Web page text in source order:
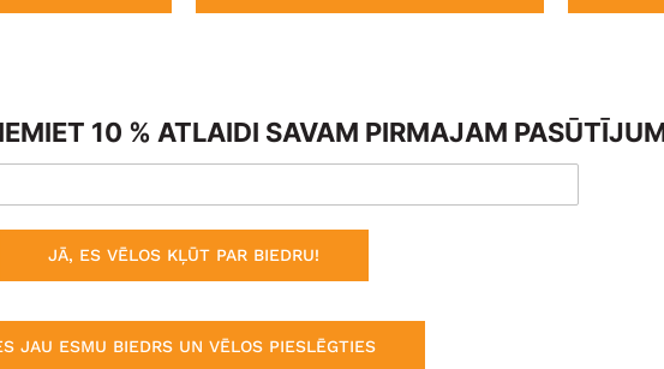
10 % ATLAIDI SAVAM PIRMAJAM
JĀ, ES VĒLOS KĻŪT PAR BIEDRU!
JAU ESMU BIEDRS UN VĒLOS PIESLĒGTIES